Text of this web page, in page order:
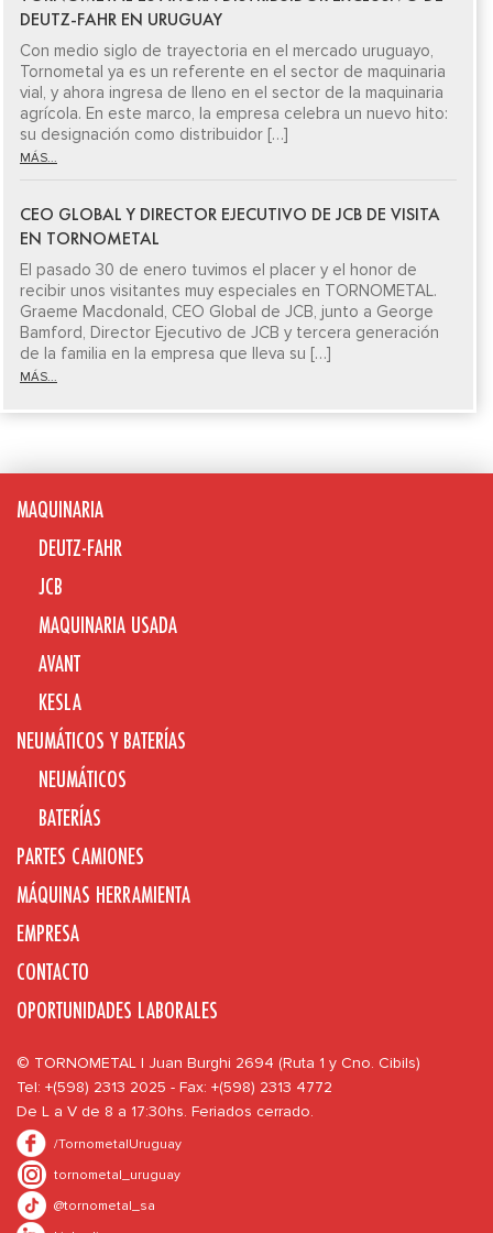
DEUTZ-FAHR EN URUGUAY
Con medio siglo de trayectoria en el mercado uruguayo,
Tornometal ya es un referente en el sector de maquinaria
vial, y ahora ingresa de lleno en el sector de la maquinaria
agrícola. En este marco, la empresa celebra un nuevo hito:
su designación como distribuidor […]
MÁS...
CEO GLOBAL Y DIRECTOR EJECUTIVO DE JCB DE VISITA
EN TORNOMETAL
El pasado 30 de enero tuvimos el placer y el honor de
recibir unos visitantes muy especiales en TORNOMETAL.
Graeme Macdonald, CEO Global de JCB, junto a George
Bamford, Director Ejecutivo de JCB y tercera generación
de la familia en la empresa que lleva su […]
MÁS...
MAQUINARIA
DEUTZ-FAHR
JCB
MAQUINARIA USADA
AVANT
KESLA
NEUMÁTICOS Y BATERÍAS
NEUMÁTICOS
BATERÍAS
PARTES CAMIONES
MÁQUINAS HERRAMIENTA
EMPRESA
CONTACTO
OPORTUNIDADES LABORALES
© TORNOMETAL | Juan Burghi 2694 (Ruta 1 y Cno. Cibils)
Tel: +(598) 2313 2025 - Fax: +(598) 2313 4772
De L a V de 8 a 17:30hs. Feriados cerrado.
/TornometalUruguay
tornometal_uruguay
@tornometal_sa